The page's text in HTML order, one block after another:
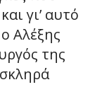
γι’ αυτό
Αλέξης
της